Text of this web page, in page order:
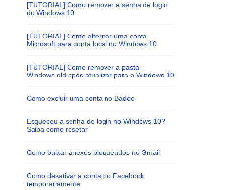
[TUTORIAL] Como remover a senha de login
do Windows 10
[TUTORIAL] Como alternar uma conta
Microsoft para conta local no Windows 10
[TUTORIAL] Como remover a pasta
Windows.old após atualizar para o Windows 10
Como excluir uma conta no Badoo
Esqueceu a senha de login no Windows 10?
Saiba como resetar
Como baixar anexos bloqueados no Gmail
Como desativar a conta do Facebook
temporariamente